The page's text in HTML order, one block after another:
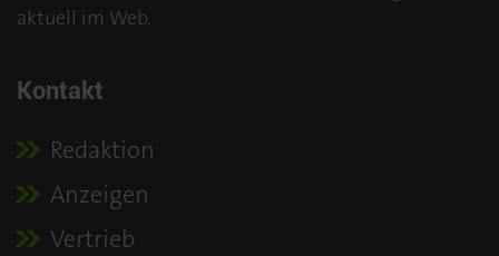
aktuell im Web.
Kontakt
Redaktion
Anzeigen
Vertrieb